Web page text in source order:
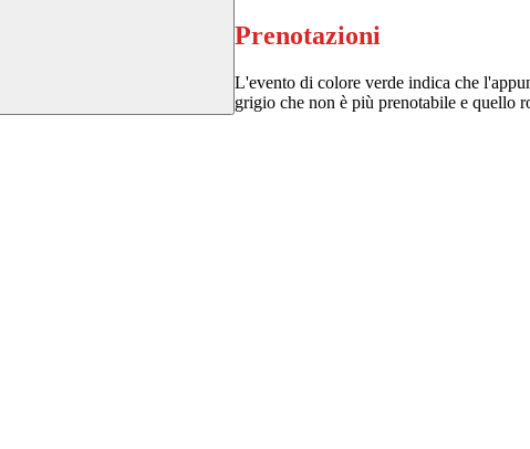
Prenotazioni
L'evento di colore verde indica che
grigio che non è più prenotabile e quello